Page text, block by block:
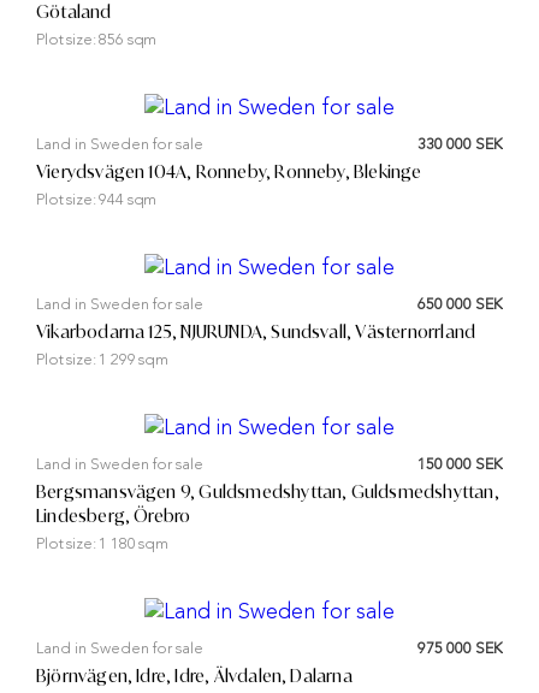
Götaland
Plot size:856 sqm
Land in Sweden for sale 330 000 SEK
Vierydsvägen 104A, Ronneby, Ronneby, Blekinge
Plot size:944 sqm
Land in Sweden for sale 650 000 SEK
Vikarbodarna 125, NJURUNDA, Sundsvall, Västernorrland
Plot size: 1 299 sqm
Land in Sweden for sale 150 000 SEK
Bergsmansvägen 9, Guldsmedshyttan, Guldsmedshyttan,
Lindesberg, Örebro
Plot size: 1 180 sqm
Land in Sweden for sale 975 000 SEK
Björnvägen, Idre, Idre, Älvdalen, Dalarna